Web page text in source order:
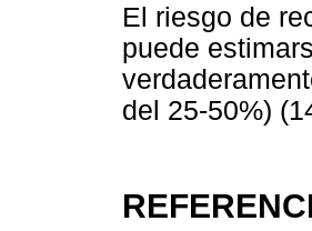
El riesgo de
puede
del 25-50%)